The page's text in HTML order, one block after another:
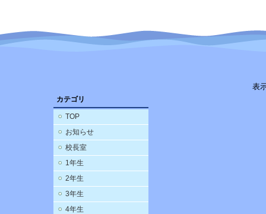
カテゴリ
TOP
お知らせ
校長室
1年生
2年生
3年生
4年生
表